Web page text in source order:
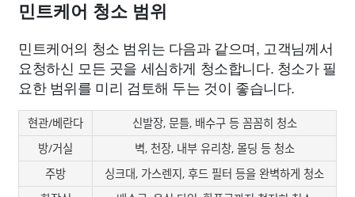
민트케어 청소 범위
민트케어의 청소 범위는 다음과 같으며, 고객님께서
요청하신 모든 곳을 세심하게 청소합니다. 청소가 필
요한 범위를 미리 검토해 두는 것이 좋습니다.
현관/베란다
신발장, 문틀, 배수구 등 꼼꼼히 청소
방/거실
벽, 천장, 내부 유리창, 몰딩 등 청소
주방
싱크대, 가스렌지, 후드 필터 등을 완벽하게 청소